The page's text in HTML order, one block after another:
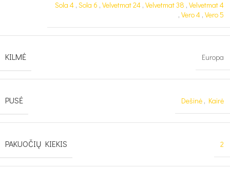
Sola 4 , Sola 6 , Velvetmat 24 , Velvetmat 38 , Velvetmat 4
, Vero 4 , Vero 5
KILMĖ Europa
PUSĖ Dešinė , Kairė
PAKUOČIŲ KIEKIS 2